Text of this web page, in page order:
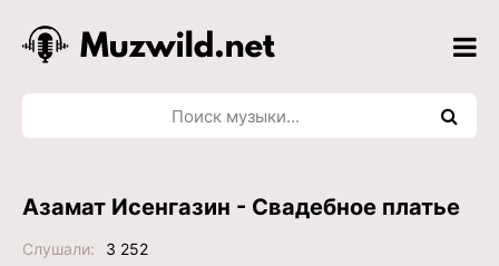
Азамат Исенгазин - Свадебное платье
Слушали:
3 252